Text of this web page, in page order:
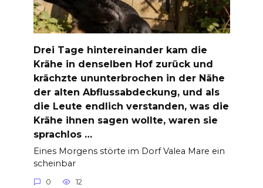
Drei Tage hintereinander kam die
Krähe in denselben Hof zurück und
krächzte ununterbrochen in der Nähe
der alten Abflussabdeckung, und als
die Leute endlich verstanden, was die
Krähe ihnen sagen wollte, waren sie
sprachlos …
Eines Morgens störte im Dorf Valea Mare ein
scheinbar
0 12